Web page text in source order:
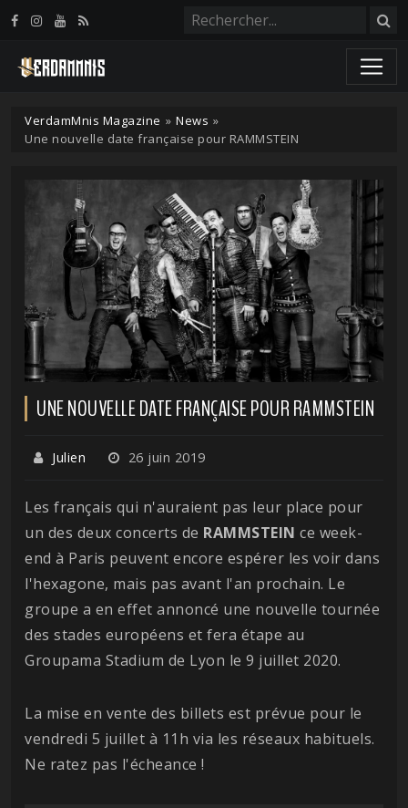
VerdamMnis Magazine » News »
Une nouvelle date française pour RAMMSTEIN
UNE NOUVELLE DATE FRANÇAISE POUR RAMMSTEIN
Julien 26 juin 2019
Les français qui n'auraient pas leur place pour
un des deux concerts de RAMMSTEIN ce week-
end à Paris peuvent encore espérer les voir dans
l'hexagone, mais pas avant l'an prochain. Le
groupe a en effet annoncé une nouvelle tournée
des stades européens et fera étape au
Groupama Stadium de Lyon le 9 juillet 2020.
La mise en vente des billets est prévue pour le
vendredi 5 juillet à 11h via les réseaux habituels.
Ne ratez pas l'écheance !
Panneau de gestion des cookies